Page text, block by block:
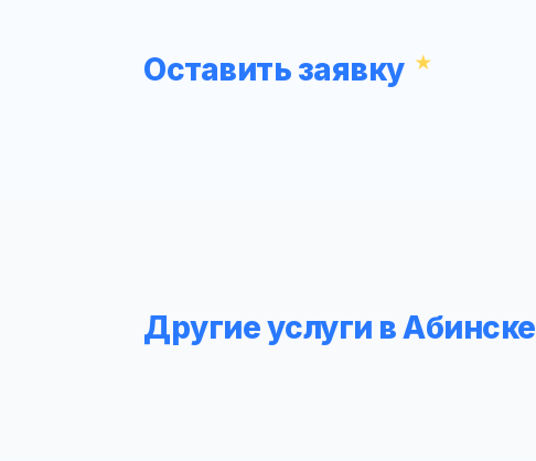
Оставить заявку
Другие услуги в Абинске